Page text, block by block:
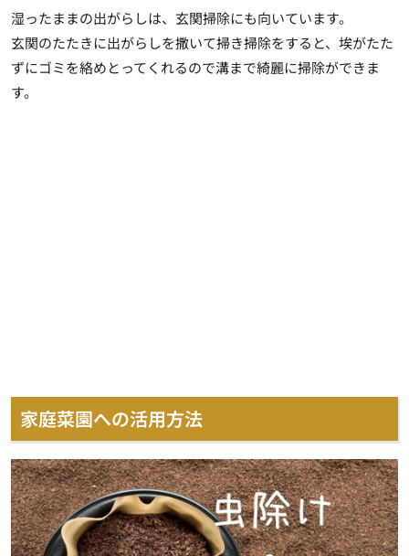
湿ったままの出がらしは、玄関掃除にも向いています。
玄関のたたきに出がらしを撒いて掃き掃除をすると、埃がたた
ずにゴミを絡めとってくれるので溝まで綺麗に掃除ができま
す。
家庭菜園への活用方法